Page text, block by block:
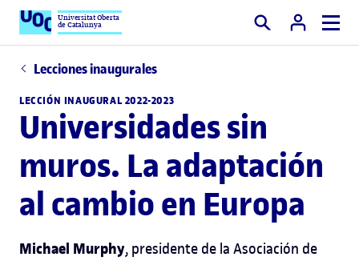
Universitat Oberta
de Catalunya Buscar
Lecciones inaugurales
LECCIÓN INAUGURAL 2022-2023
Universidades sin
muros. La adaptación
al cambio en Europa
Michael Murphy, presidente de la Asociación de